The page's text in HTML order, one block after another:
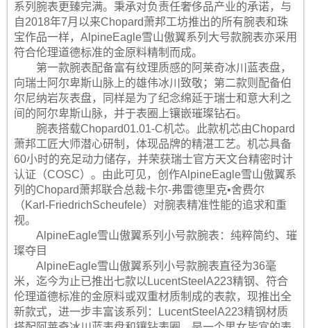
系列腕表更臻完满。秉承对负责任奢侈品产业的承诺，与
自2018年7月以来Chopard萧邦工坊推出的所有腕表和珠
宝作品一样，AlpineEagle雪山傲翼系列大号款腕表亦采用
符合伦理道德标准的金原料精制而成。
第一款腕表配备富有纹理质感的阿莱奇冰川蓝表盘，
向瑞士阿尔卑斯山脉上的雄伟冰川致敬；第二款则配备伯
尔尼纳岩灰表盘，同样是为了纪念绵延于瑞士和意大利之
间的阿尔卑斯山脉，并于表圈上镶嵌璀璨钻石。
腕表搭载Chopard01.01-C机芯。此款机芯由Chopard
萧邦工匠大师潜心研制，体现品牌的精湛工艺。机芯具备
60小时的充足动力储存，并荣获瑞士官方天文台精密时计
认证（COSC）。由此可见，创作AlpineEagle雪山傲翼系
列的Chopard萧邦联合总裁卡尔-弗雷德里克•舍费尔
（Karl-FriedrichScheufele）对腕表精准性能的追求和重
视。
AlpineEagle雪山傲翼系列小号款腕表：纯粹简约、璀
璨夺目
AlpineEagle雪山傲翼系列小号款腕表直径为36毫
米，迄今为止已推出七款以LucentSteelA223精钢、符合
伦理道德标准的金原料或双重材质制成的表款，现推出全
新款式，进一步丰富该系列：LucentSteelA223精钢材质